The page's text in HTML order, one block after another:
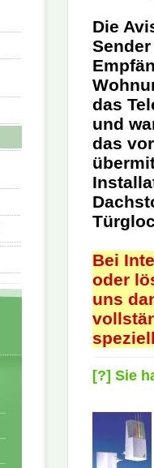
Die
das
und
das
Bei
oder
uns
[?] Sie